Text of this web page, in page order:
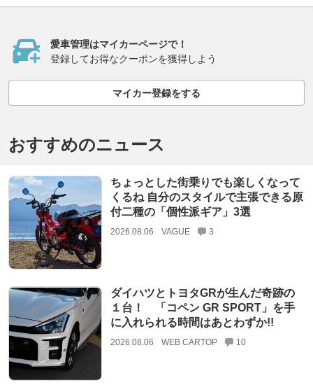
愛車管理はマイカーページで！
登録してお得なクーポンを獲得しよう
マイカー登録をする
おすすめのニュース
ちょっとした街乗りでも楽しくなって
くるね 自分のスタイルで主張できる原
付二種の「個性派ギア」3選
2026.08.06 VAGUE 3
ダイハツとトヨタGRが生んだ奇跡の
１台！ 「コペン GR SPORT」を手
に入れられる時間はあとわずか!!
2026.08.06 WEB CARTOP 10